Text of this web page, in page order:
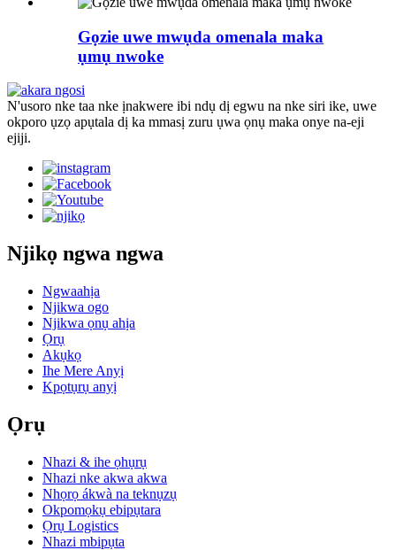
Gọzie uwe mwụda omenala maka
ụmụ nwoke
N'usoro nke taa nke ịnakwere ibi ndụ dị egwu na nke siri ike, uwe
okporo ụzọ apụtala dị ka mmasị zuru ụwa ọnụ maka onye na-eji
ejiji.
Njikọ ngwa ngwa
Ngwaahịa
Njikwa ogo
Njikwa ọnụ ahịa
Ọrụ
Akụkọ
Ihe Mere Anyị
Kpọtụrụ anyị
Ọrụ
Nhazi & ihe ọhụrụ
Nhazi nke akwa akwa
Nhọrọ ákwà na teknụzụ
Okpomọkụ ebipụtara
Ọrụ Logistics
Nhazi mbipụta